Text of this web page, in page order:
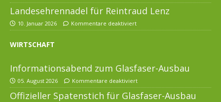
Landesehrennadel für Reintraud Lenz
10. Januar 2026 Kommentare deaktiviert
WIRTSCHAFT
Informationsabend zum Glasfaser-Ausbau
05. August 2026 Kommentare deaktiviert
Offizieller Spatenstich für Glasfaser-Ausbau